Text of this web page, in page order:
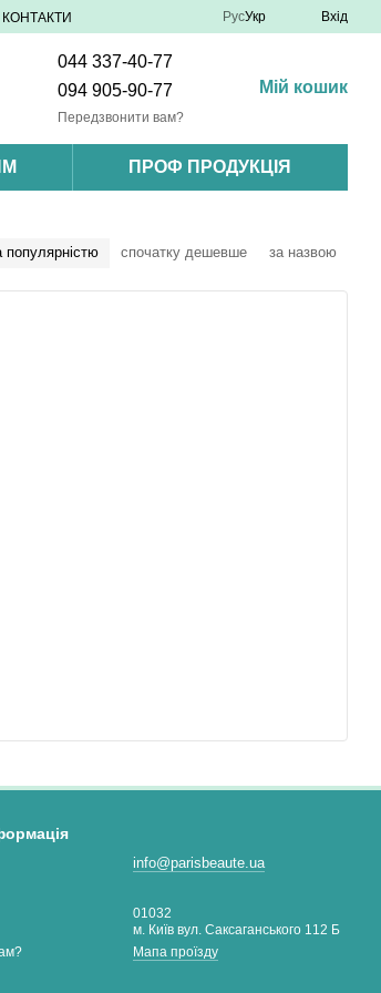
КОНТАКТИ РусУкр Вхід
044 337-40-77
094 905-90-77
Передзвонити вам?
Мій кошик
ПРОФ ПРОДУКЦІЯ
популярністю спочатку дешевше за назвою
info@parisbeaute.ua
01032
м. Київ вул. Саксаганського 112 Б
Мапа проїзду